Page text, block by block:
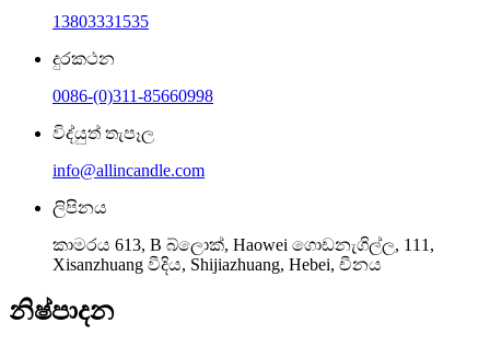
13803331535
දුරකථන
0086-(0)311-85660998
විද්යුත් තැපෑල
info@allincandle.com
ලිපිනය
කාමරය 613, B බ්ලොක්, Haowei ගොඩනැගිල්ල, 111,
Xisanzhuang වීදිය, Shijiazhuang, Hebei, චීනය
නිෂ්පාදන